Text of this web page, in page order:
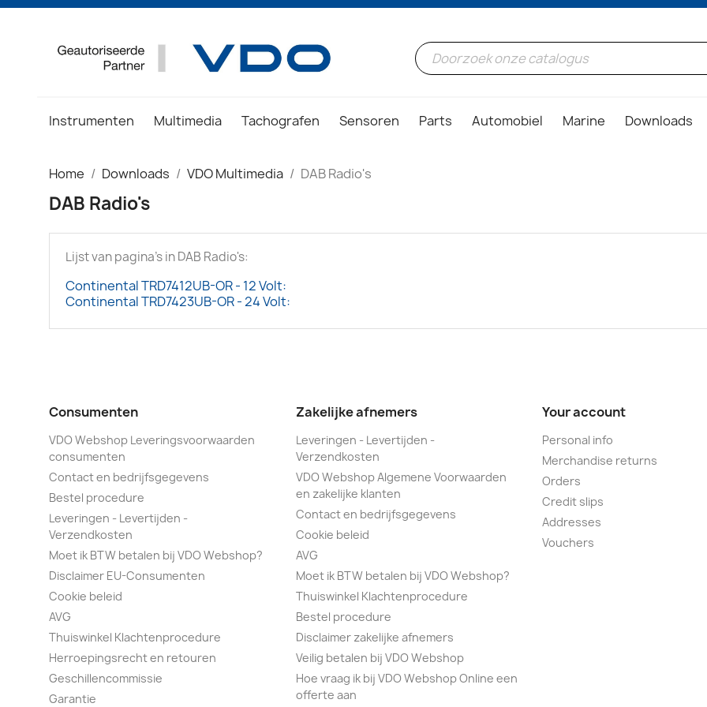
Instrumenten Multimedia Tachografen Sensoren Parts Automobiel Marine Downloads
Home Downloads VDO Multimedia DAB Radio's
DAB Radio's
Lijst van pagina's in DAB Radio's:
Continental TRD7412UB-OR - 12 Volt:
Continental TRD7423UB-OR - 24 Volt:
Consumenten
VDO Webshop Leveringsvoorwaarden
consumenten
Contact en bedrijfsgegevens
Bestel procedure
Leveringen - Levertijden -
Verzendkosten
Moet ik BTW betalen bij VDO Webshop?
Disclaimer EU-Consumenten
Cookie beleid
AVG
Thuiswinkel Klachtenprocedure
Herroepingsrecht en retouren
Geschillencommissie
Garantie
Zakelijke afnemers
Leveringen - Levertijden -
Verzendkosten
VDO Webshop Algemene Voorwaarden
en zakelijke klanten
Contact en bedrijfsgegevens
Cookie beleid
AVG
Moet ik BTW betalen bij VDO Webshop?
Thuiswinkel Klachtenprocedure
Bestel procedure
Disclaimer zakelijke afnemers
Veilig betalen bij VDO Webshop
Hoe vraag ik bij VDO Webshop Online een
offerte aan
Your account
Personal info
Merchandise returns
Orders
Credit slips
Addresses
Vouchers